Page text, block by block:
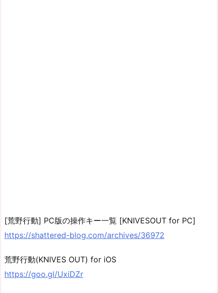
[荒野行動] PC版の操作キー一覧 [KNIVESOUT for PC]
https://shattered-blog.com/archives/36972
荒野行動(KNIVES OUT) for iOS
https://goo.gl/UxiDZr